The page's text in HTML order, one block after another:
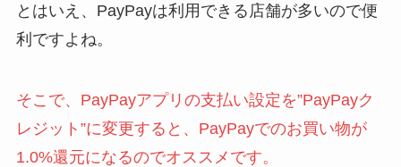
とはいえ、PayPayは利用できる店舗が多いので便
利ですよね。
そこで、PayPayアプリの支払い設定を”PayPayク
レジット”に変更すると、PayPayでのお買い物が
1.0%還元になるのでオススメです。